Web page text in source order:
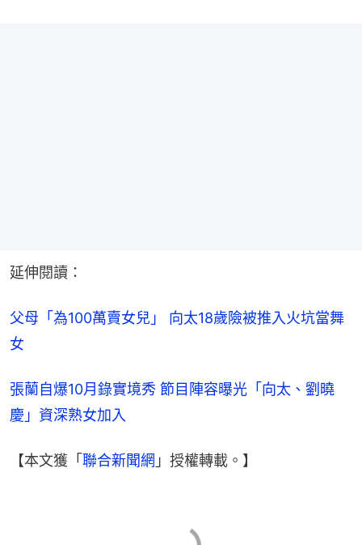
延伸閱讀：
父母「為100萬賣女兒」 向太18歲險被推入火坑當舞
女
張蘭自爆10月錄實境秀 節目陣容曝光「向太、劉曉
慶」資深熟女加入
【本文獲「 聯合新聞網 」授權轉載。】